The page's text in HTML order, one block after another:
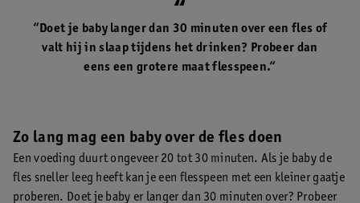
“Doet je baby langer dan 30 minuten over een fles of
valt hij in slaap tijdens het drinken? Probeer dan
eens een grotere maat flesspeen.“
Zo lang mag een baby over de fles doen
Een voeding duurt ongeveer 20 tot 30 minuten. Als je baby de
fles sneller leeg heeft kan je een flesspeen met een kleiner gaatje
proberen. Doet je baby er langer dan 30 minuten over? Probeer